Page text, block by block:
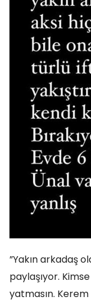
”Yakın arkadaş
paylaşıyor.
yatmasın.